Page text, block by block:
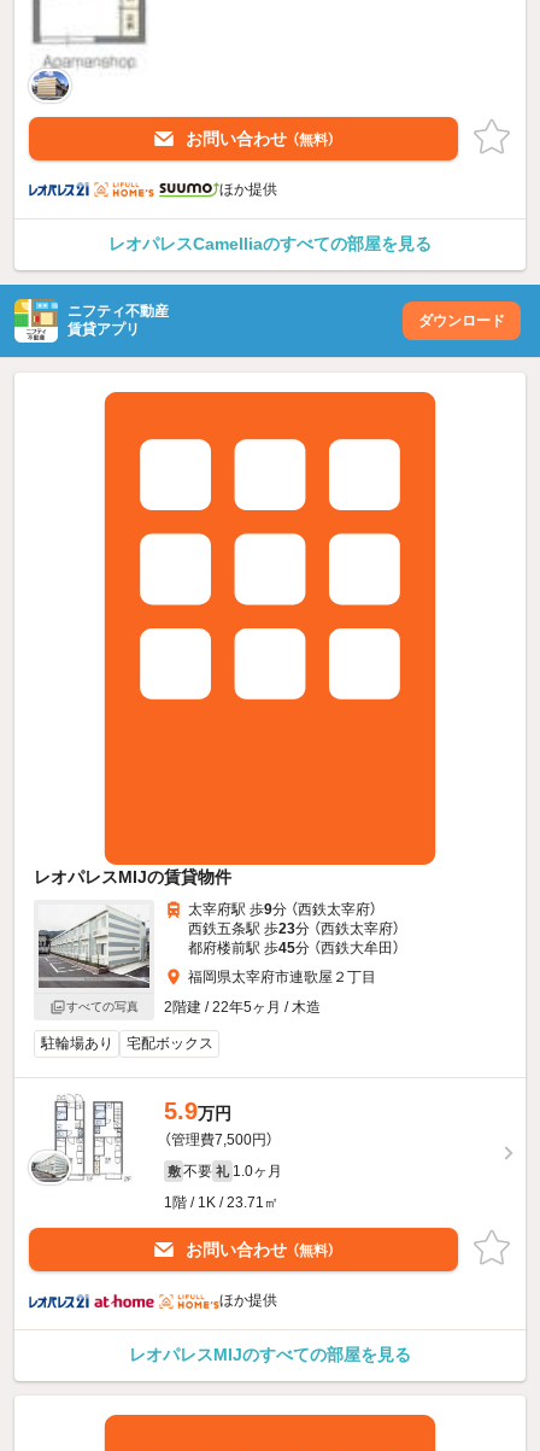
お問い合わせ （無料）
ほか提供
レオパレスCamelliaのすべての部屋を見る
ニフティ不動産
賃貸アプリ
ダウンロード
レオパレスMIJの賃貸物件
すべての写真
太宰府駅 歩9分 （西鉄太宰府）
西鉄五条駅 歩23分 （西鉄太宰府）
都府楼前駅 歩45分 （西鉄大牟田）
福岡県太宰府市連歌屋２丁目
2階建 / 22年5ヶ月 / 木造
駐輪場あり 宅配ボックス
5.9万円
（管理費7,500円）
敷 不要 礼 1.0ヶ月
1階 / 1K / 23.71㎡
お問い合わせ （無料）
ほか提供
レオパレスMIJのすべての部屋を見る